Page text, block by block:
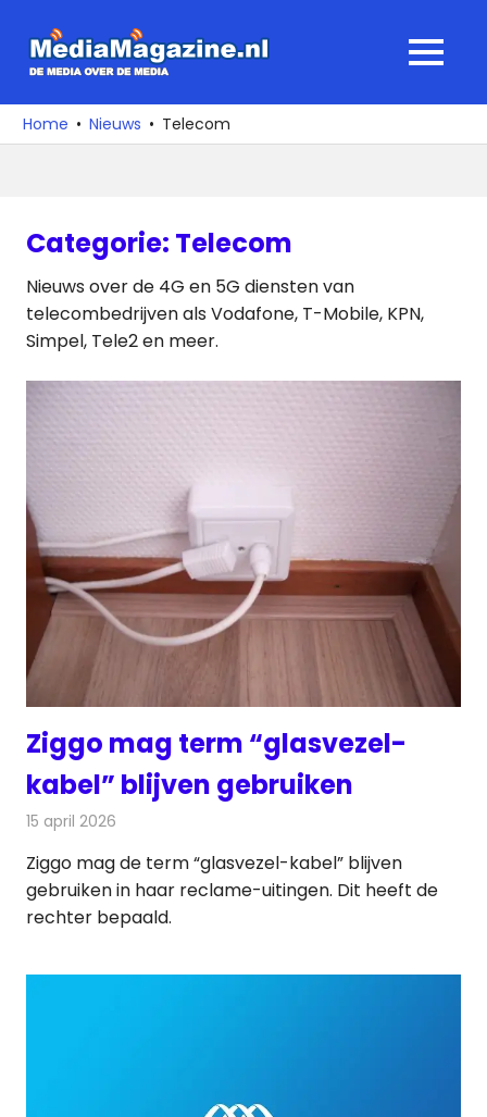
naar
media
over
MENU
Home Nieuws Telecom
Categorie: Telecom
Nieuws over de 4G en 5G diensten van
telecombedrijven als Vodafone, T-Mobile, KPN,
Simpel, Tele2 en meer.
Ziggo mag term “glasvezel-
kabel” blijven gebruiken
15 april 2026
Ziggo mag de term “glasvezel-kabel” blijven
gebruiken in haar reclame-uitingen. Dit heeft de
rechter bepaald.